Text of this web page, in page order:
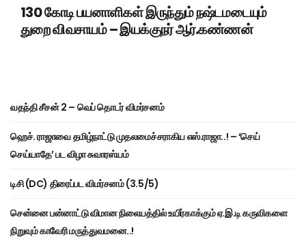
130 கோடி பயனாளிகள் இருந்தும் நஷ்டமடையும்
துறை விவசாயம் – இயக்குநர் ஆர்.கண்ணன்
வதந்தி சீசன் 2 – வெப் தொடர் விமர்சனம்
ஹெச். ராஜாவை தமிழ்நாட்டு முதலமைச்சராகிய எஸ்.ராஜா..! – ‘செய்
செய்யாதே’ பட விழா சுவாரஸ்யம்
டிசி (DC) திரைப்பட விமர்சனம் (3.5/5)
சென்னை பன்னாட்டு விமான நிலையத்தில் உயிர்காக்கும் ஏ.இ.டி கருவிகளை
நிறுவும் காவேரி மருத்துவமனை..!